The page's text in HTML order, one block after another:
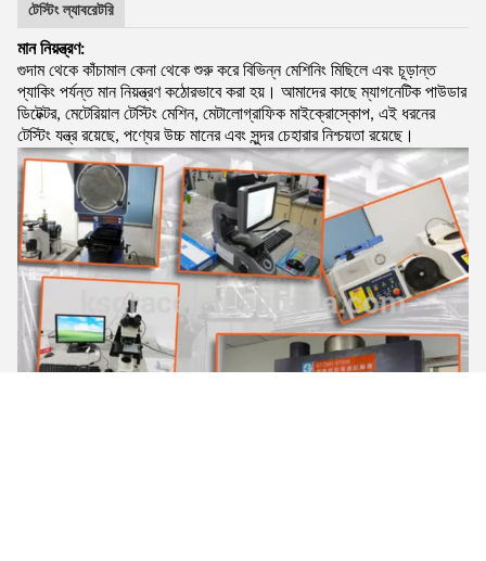
টেস্টিং ল্যাবরেটরি
মান নিয়ন্ত্রণ:
গুদাম থেকে কাঁচামাল কেনা থেকে শুরু করে বিভিন্ন মেশিনিং মিছিলে এবং চূড়ান্ত
প্যাকিং পর্যন্ত মান নিয়ন্ত্রণ কঠোরভাবে করা হয়। আমাদের কাছে ম্যাগনেটিক পাউডার
ডিটেক্টর, মেটেরিয়াল টেস্টিং মেশিন, মেটালোগ্রাফিক মাইক্রোস্কোপ, এই ধরনের
টেস্টিং যন্ত্র রয়েছে, পণ্যের উচ্চ মানের এবং সুন্দর চেহারার নিশ্চয়তা রয়েছে।